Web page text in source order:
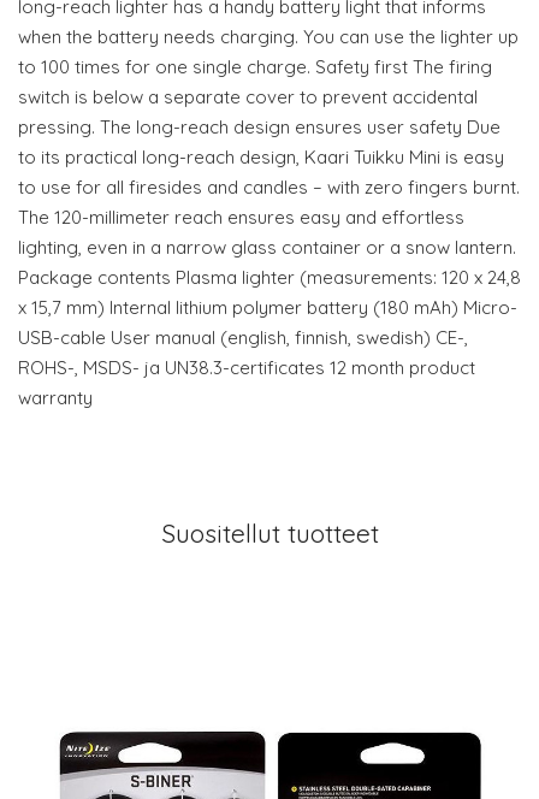
long-reach lighter has a handy battery light that informs
when the battery needs charging. You can use the lighter up
to 100 times for one single charge. Safety first The firing
switch is below a separate cover to prevent accidental
pressing. The long-reach design ensures user safety Due
to its practical long-reach design, Kaari Tuikku Mini is easy
to use for all firesides and candles – with zero fingers burnt.
The 120-millimeter reach ensures easy and effortless
lighting, even in a narrow glass container or a snow lantern.
Package contents Plasma lighter (measurements: 120 x 24,8
x 15,7 mm) Internal lithium polymer battery (180 mAh) Micro-
USB-cable User manual (english, finnish, swedish) CE-,
ROHS-, MSDS- ja UN38.3-certificates 12 month product
warranty
Suositellut tuotteet